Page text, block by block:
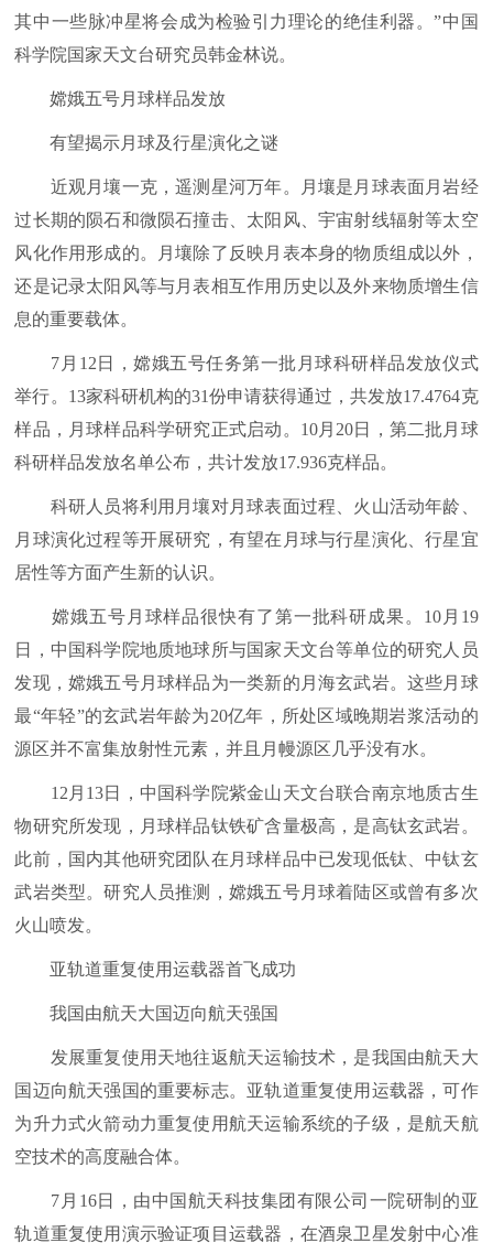
其中一些脉冲星将会成为检验引力理论的绝佳利器。”中国
科学院国家天文台研究员韩金林说。
嫦娥五号月球样品发放
有望揭示月球及行星演化之谜
近观月壤一克，遥测星河万年。月壤是月球表面月岩经
过长期的陨石和微陨石撞击、太阳风、宇宙射线辐射等太空
风化作用形成的。月壤除了反映月表本身的物质组成以外，
还是记录太阳风等与月表相互作用历史以及外来物质增生信
息的重要载体。
7月12日，嫦娥五号任务第一批月球科研样品发放仪式
举行。13家科研机构的31份申请获得通过，共发放17.4764克
样品，月球样品科学研究正式启动。10月20日，第二批月球
科研样品发放名单公布，共计发放17.936克样品。
科研人员将利用月壤对月球表面过程、火山活动年龄、
月球演化过程等开展研究，有望在月球与行星演化、行星宜
居性等方面产生新的认识。
嫦娥五号月球样品很快有了第一批科研成果。10月19
日，中国科学院地质地球所与国家天文台等单位的研究人员
发现，嫦娥五号月球样品为一类新的月海玄武岩。这些月球
最“年轻”的玄武岩年龄为20亿年，所处区域晚期岩浆活动的
源区并不富集放射性元素，并且月幔源区几乎没有水。
12月13日，中国科学院紫金山天文台联合南京地质古生
物研究所发现，月球样品钛铁矿含量极高，是高钛玄武岩。
此前，国内其他研究团队在月球样品中已发现低钛、中钛玄
武岩类型。研究人员推测，嫦娥五号月球着陆区或曾有多次
火山喷发。
亚轨道重复使用运载器首飞成功
我国由航天大国迈向航天强国
发展重复使用天地往返航天运输技术，是我国由航天大
国迈向航天强国的重要标志。亚轨道重复使用运载器，可作
为升力式火箭动力重复使用航天运输系统的子级，是航天航
空技术的高度融合体。
7月16日，由中国航天科技集团有限公司一院研制的亚
轨道重复使用演示验证项目运载器，在酒泉卫星发射中心准